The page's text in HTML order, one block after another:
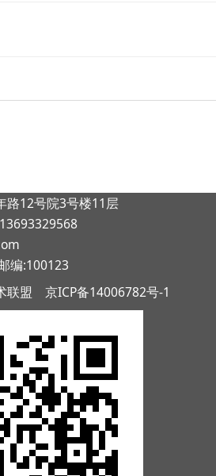
路12号院3号楼11层
编:100123
联盟 京ICP备14006782号-1